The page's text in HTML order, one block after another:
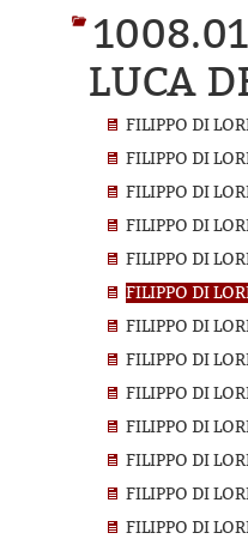
LUCA
FILIPPO DI
FILIPPO DI
FILIPPO DI
FILIPPO DI
FILIPPO DI
FILIPPO DI
FILIPPO DI
FILIPPO DI
FILIPPO DI
FILIPPO DI
FILIPPO DI
FILIPPO DI
FILIPPO DI